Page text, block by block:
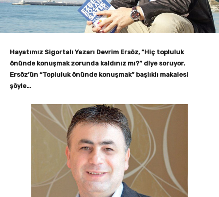
Hayatımız Sigortalı Yazarı Devrim Ersöz, “Hiç topluluk
önünde konuşmak zorunda kaldınız mı?” diye soruyor.
Ersöz’ün “Topluluk önünde konuşmak” başlıklı makalesi
şöyle…